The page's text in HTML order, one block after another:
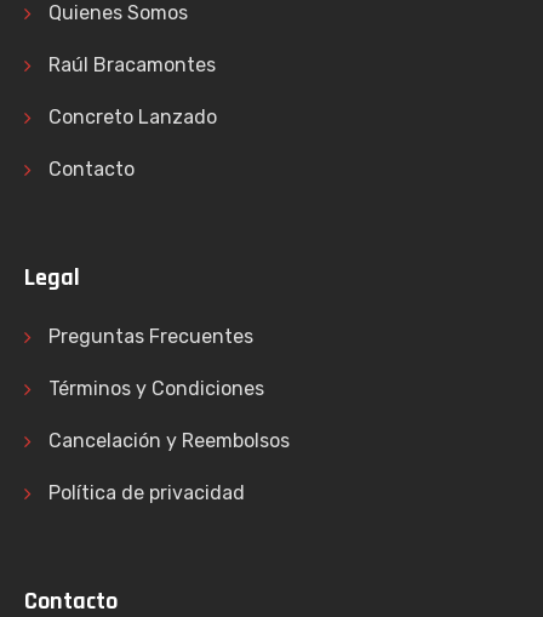
Quienes Somos
Raúl Bracamontes
Concreto Lanzado
Contacto
Legal
Preguntas Frecuentes
Términos y Condiciones
Cancelación y Reembolsos
Política de privacidad
Contacto